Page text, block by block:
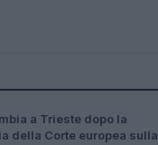
a Trieste dopo la
della Corte europea sulla